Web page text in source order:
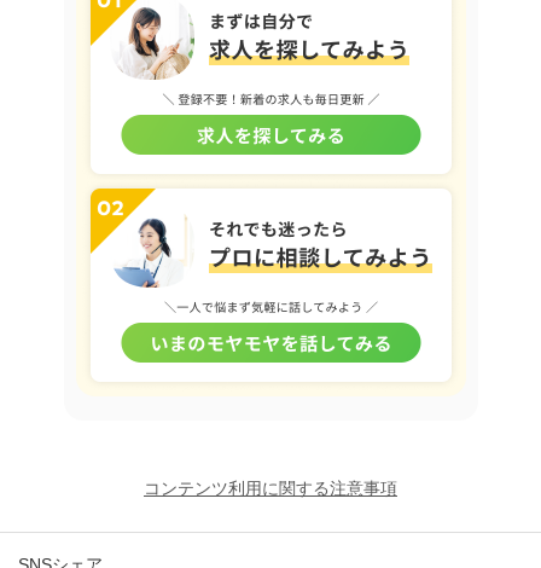
コンテンツ利用に関する注意事項